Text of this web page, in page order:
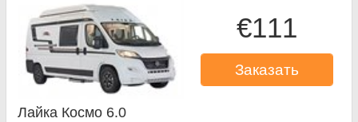
€111
Заказать
Лайка Космо 6.0